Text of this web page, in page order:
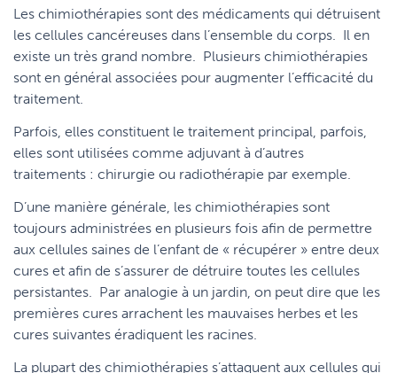
Les chimiothérapies sont des médicaments qui détruisent
les cellules cancéreuses dans l’ensemble du corps. Il en
existe un très grand nombre. Plusieurs chimiothérapies
sont en général associées pour augmenter l’efficacité du
traitement.
Parfois, elles constituent le traitement principal, parfois,
elles sont utilisées comme adjuvant à d’autres
traitements : chirurgie ou radiothérapie par exemple.
D’une manière générale, les chimiothérapies sont
toujours administrées en plusieurs fois afin de permettre
aux cellules saines de l’enfant de « récupérer » entre deux
cures et afin de s’assurer de détruire toutes les cellules
persistantes. Par analogie à un jardin, on peut dire que les
premières cures arrachent les mauvaises herbes et les
cures suivantes éradiquent les racines.
La plupart des chimiothérapies s’attaquent aux cellules qui